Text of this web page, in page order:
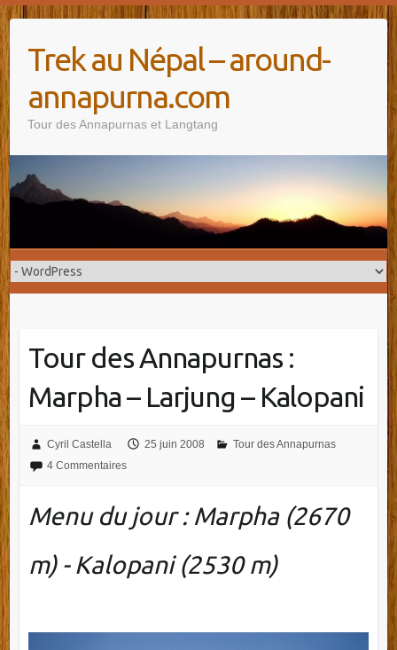
Trek au Népal – around-
annapurna.com
Tour des Annapurnas et Langtang
Tour des Annapurnas :
Marpha – Larjung – Kalopani
Cyril Castella 25 juin 2008
Tour des Annapurnas
4 Commentaires
Menu du jour : Marpha (2670
m) - Kalopani (2530 m)